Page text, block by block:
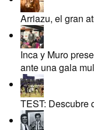
Arriazu, el gran
Inca y Muro
ante una gala
TEST: Descubre